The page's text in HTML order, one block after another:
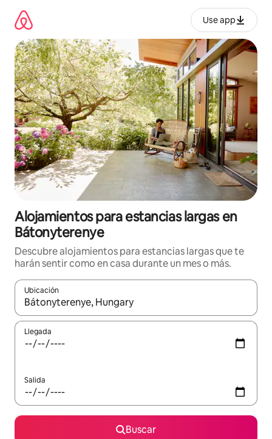
contenido
Use app
Alojamientos para estancias largas en
Bátonyterenye
Descubre alojamientos para estancias largas que te
harán sentir como en casa durante un mes o más.
Ubicación
Cuando los resultados estén disponibles, podrás navegar
Llegada
Salida
Buscar